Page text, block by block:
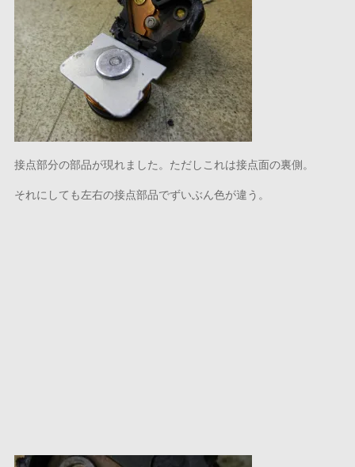
接点部分の部品が現れました。ただしこれは接点面の裏側。
それにしても左右の接点部品でずいぶん色が違う。